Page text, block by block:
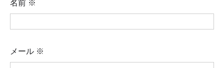
名前 ※
メール ※